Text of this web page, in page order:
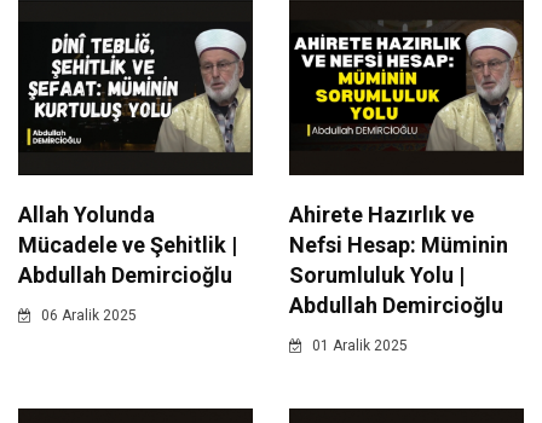
Allah Yolunda
Mücadele ve Şehitlik |
Abdullah Demircioğlu
06 Aralik 2025
Ahirete Hazırlık ve
Nefsi Hesap: Müminin
Sorumluluk Yolu |
Abdullah Demircioğlu
01 Aralik 2025